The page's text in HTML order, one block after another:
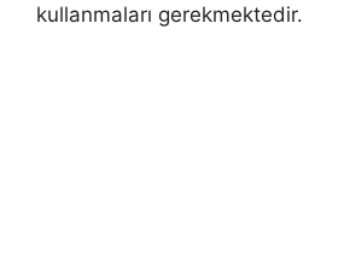
kullanmaları gerekmektedir.